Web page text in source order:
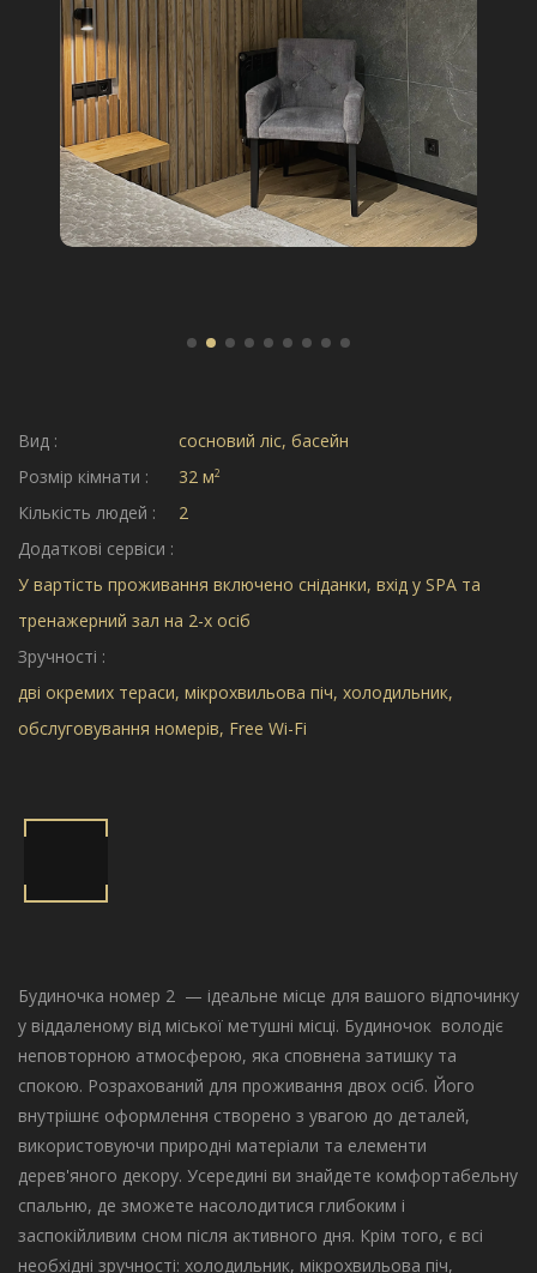
Вид :
сосновий ліс, басейн
Розмір кімнати :
32 м2
Кількість людей :
2
Додаткові сервіси :
У вартість проживання включено сніданки, вхід у SPA та
тренажерний зал на 2-х осіб
Зручності :
дві окремих тераси, мікрохвильова піч, холодильник,
обслуговування номерів, Free Wi-Fi
Будиночка номер 2 — ідеальне місце для вашого відпочинку
у віддаленому від міської метушні місці. Будиночок володіє
неповторною атмосферою, яка сповнена затишку та
спокою. Розрахований для проживання двох осіб. Його
внутрішнє оформлення створено з увагою до деталей,
використовуючи природні матеріали та елементи
дерев'яного декору. Усередині ви знайдете комфортабельну
спальню, де зможете насолодитися глибоким і
заспокійливим сном після активного дня. Крім того, є всі
необхідні зручності: холодильник, мікрохвильова піч,